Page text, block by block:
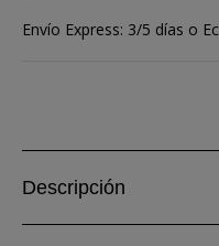
Envío Express: 3/5 días o
Descripción